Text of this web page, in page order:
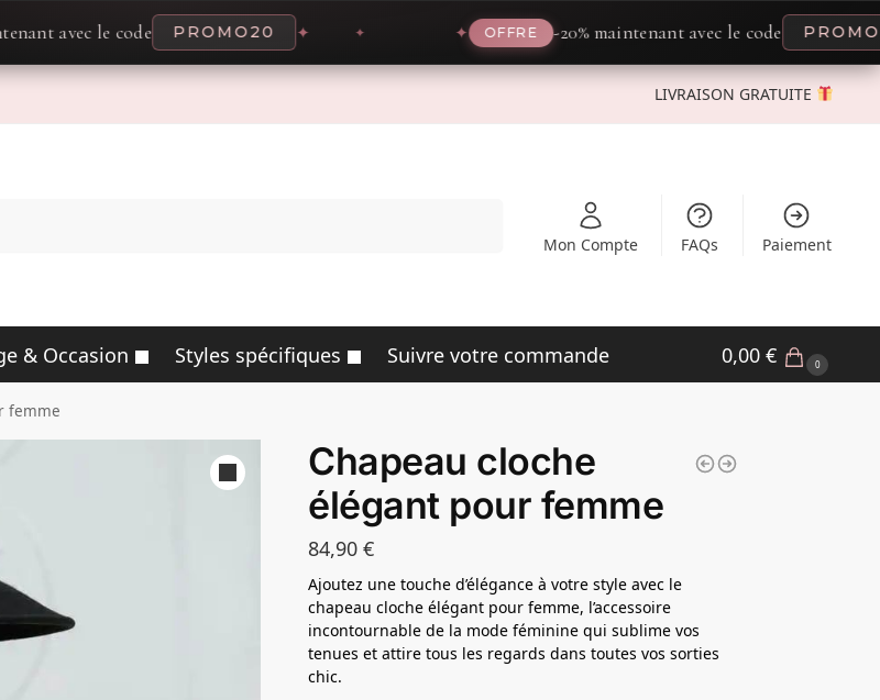
le code PROMO20 ✦ OFFRE -20% maintenant avec le code PROMO20 ✦
LIVRAISON GRATUITE
Mon Compte FAQs Paiement
& Occasion Styles spécifiques Suivre votre commande 0,00€ 0
femme
Chapeau cloche
élégant pour femme
84,90€
Ajoutez une touche d’élégance à votre style avec le
chapeau cloche élégant pour femme, l’accessoire
incontournable de la mode féminine qui sublime vos
tenues et attire tous les regards dans toutes vos sorties
chic.